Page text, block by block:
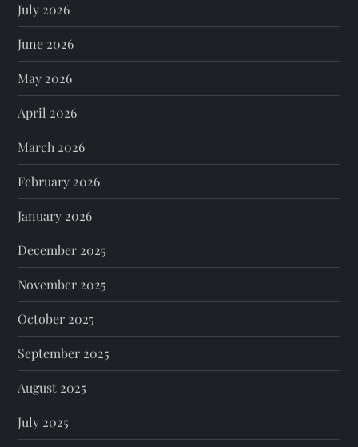
July 2026
June 2026
May 2026
April 2026
March 2026
February 2026
January 2026
December 2025
November 2025
October 2025
September 2025
August 2025
July 2025